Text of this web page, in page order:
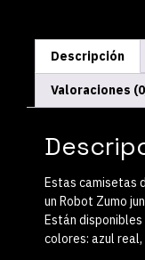
Descripción
Valoraciones
Estas camisetas
un Robot Zumo
Están
colores: azul